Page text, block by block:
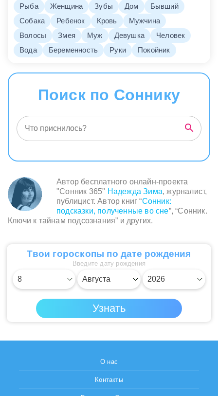
Рыба Женщина Зубы Дом
Бывший
Собака
Ребенок Кровь
Мужчина
Волосы
Змея Муж Девушка
Человек
Вода
Беременность Руки Покойник
Поиск по Соннику
Автор бесплатного онлайн-проекта
"Сонник 365" Надежда Зима, журналист,
публицист. Автор книг “Сонник:
подсказки, полученные во сне”, “Сонник.
Ключи к тайнам подсознания” и других.
Твои гороскопы по дате рождения
Введите дату рождения
О нас
Контакты